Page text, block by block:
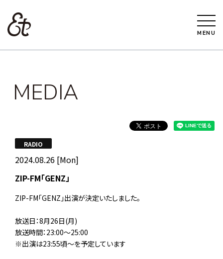
MENU
MEDIA
2024.08.26 [Mon]
RADIO
ZIP-FM「GENZ」
ZIP-FM「GENZ」出演が決定いたしました。
放送日：8月26日(月)
放送時間：23:00～25:00
※出演は23:55頃～を予定しています